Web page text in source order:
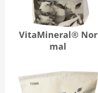
VitaMineral® Nor
mal